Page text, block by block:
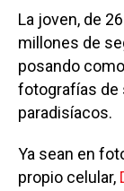
La joven, de
millones de
posando
fotografías de
paradisíacos.
Ya sean en
propio celular,